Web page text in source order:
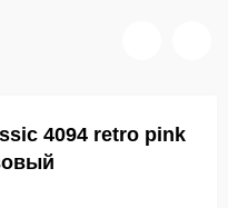
4094 retro pink